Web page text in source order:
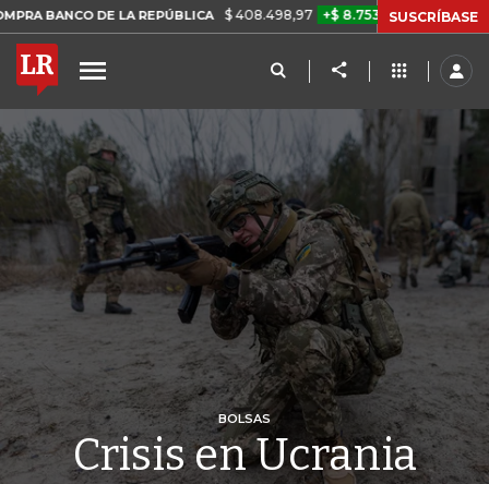
DE LA REPÚBLICA $ 408.498,97 +$ 8.753,81 +2,19% TASA DE
SUSCRÍBASE
BOLSAS
Crisis en Ucrania